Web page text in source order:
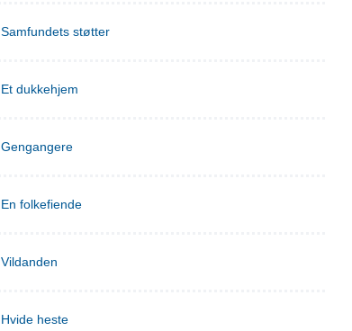
Samfundets støtter
Et dukkehjem
Gengangere
En folkefiende
Vildanden
Hvide heste